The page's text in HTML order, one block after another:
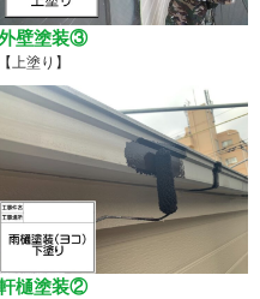
壁塗装③
【上塗り】
樋塗装②